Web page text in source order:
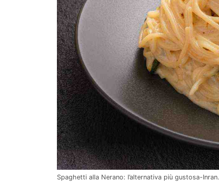
Spaghetti alla Nerano: l’alternativa più gustosa-